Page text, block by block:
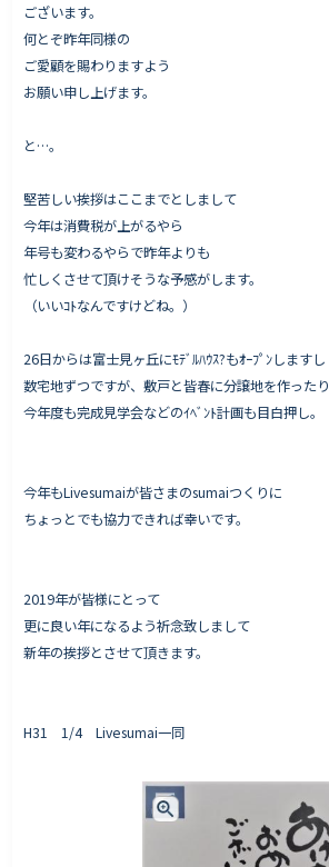
完成案内
よくいただくご質問
お役立ちコラム
会社情報
代表挨拶
スタッフ紹介
会社概要
ございます。
何とぞ昨年同様の
ご愛顧を賜わりますよう
お願い申し上げます。
と…。
堅苦しい挨拶はここまでとしまして
今年は消費税が上がるやら
年号も変わるやらで昨年よりも
忙しくさせて頂けそうな予感がします。
（いいｺﾄなんですけどね。）
26日からは富士見ヶ丘にﾓﾃﾞﾙﾊｳｽ?もｵｰﾌﾟﾝしますし
数宅地ずつですが、敷戸と皆春に分譲地を作ったり
今年度も完成見学会などのｲﾍﾞﾝﾄ計画も目白押し。
今年もLivesumaiが皆さまのsumaiつくりに
ちょっとでも協力できれば幸いです。
2019年が皆様にとって
更に良い年になるよう祈念致しまして
新年の挨拶とさせて頂きます。
H31 1/4 Livesumai一同